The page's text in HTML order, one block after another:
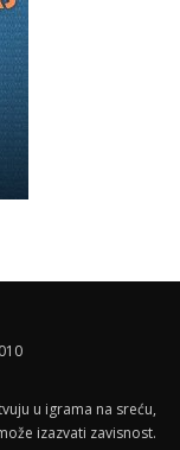
u igrama na sreću,
izazvati zavisnost.